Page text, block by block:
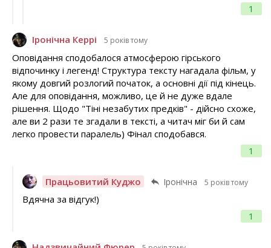
1
Іронічна Керрі 5 років тому
1
Оповідання сподобалося атмосферою гірського
відпочинку і легенд! Структура тексту нагадала фільм, у
якому довгий розлогий початок, а основні дії під кінець.
Але для оповідання, можливо, це й не дуже вдале
рішення. Щодо "Тіні незабутих предків" - дійсно схоже,
але ви 2 рази те згадали в тексті, а читач міг би й сам
легко провести паралель) Фінал сподобався.
Працьовитий Куджо Іронічна 5 років тому
1
Вдячна за відгук!)